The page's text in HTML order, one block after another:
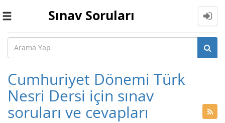
Toggle
Sınav Soruları
Cumhuriyet Dönemi Türk
Nesri Dersi için sınav
soruları ve cevapları